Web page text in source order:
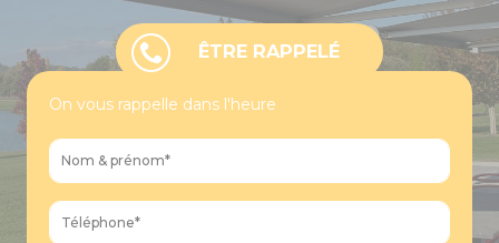
ÊTRE RAPPELÉ
On vous rappelle dans l'heure